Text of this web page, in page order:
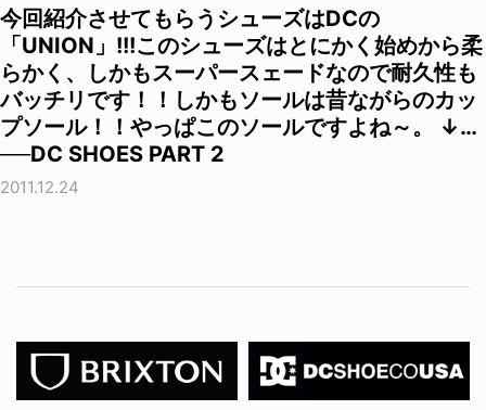
今回紹介させてもらうシューズはDCの
「UNION」!!!このシューズはとにかく始めから柔
らかく、しかもスーパースェードなので耐久性も
バッチリです！！しかもソールは昔ながらのカッ
プソール！！やっぱこのソールですよね～。 ↓…
──DC SHOES PART 2
2011.12.24